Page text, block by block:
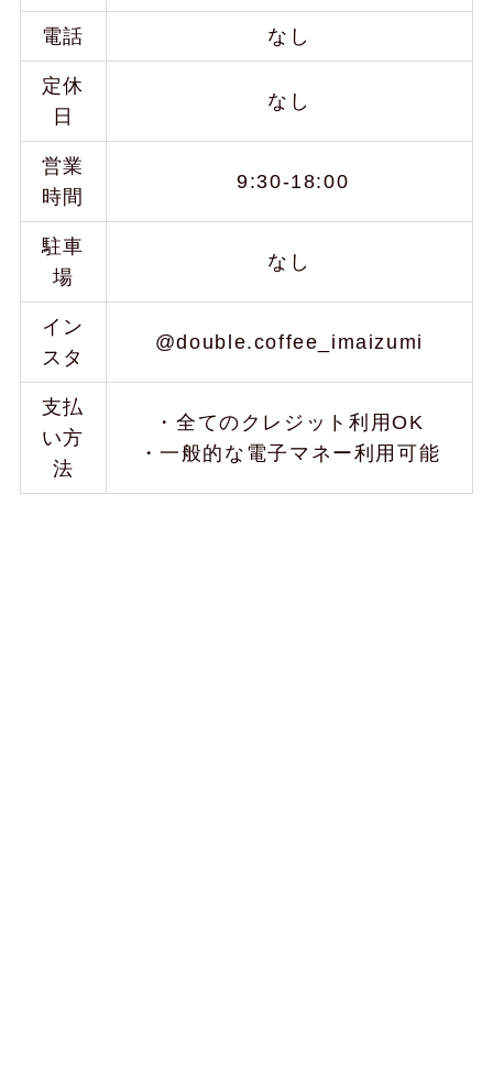
電話 なし
定休
日
なし
営業
時間
9:30-18:00
駐車
場
なし
イン
スタ
@double.coffee_imaizumi
支払
い方
法
・全てのクレジット利用OK
・一般的な電子マネー利用可能